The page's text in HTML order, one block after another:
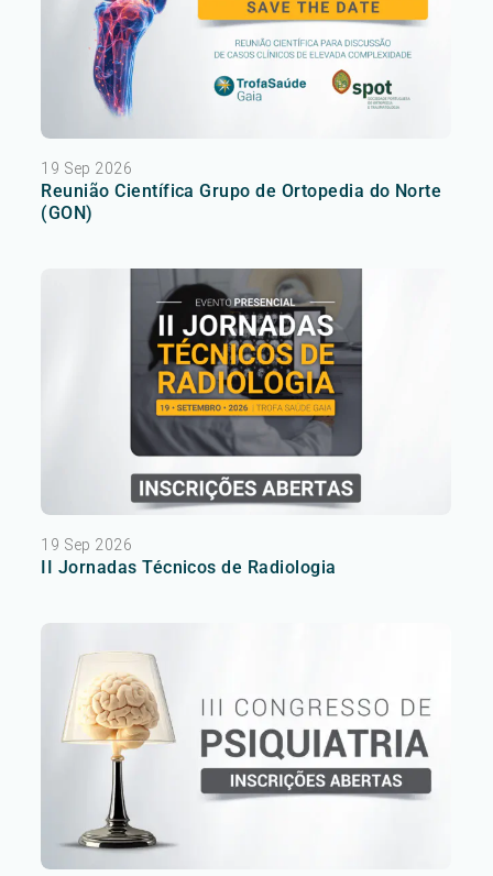
19 Sep 2026
Reunião Científica Grupo de Ortopedia do Norte
(GON)
19 Sep 2026
II Jornadas Técnicos de Radiologia